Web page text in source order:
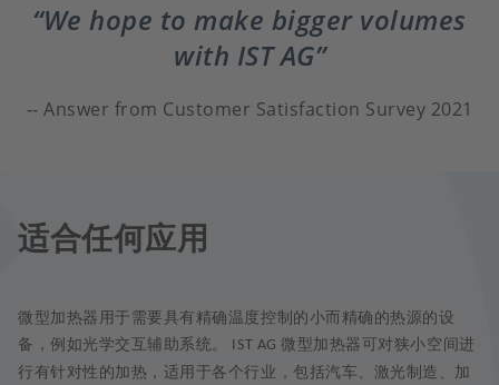
We hope to make bigger volumes
with IST AG
Answer from Customer Satisfaction Survey 2021
适合任何应用
微型加热器用于需要具有精确温度控制的小而精确的热源的设
备，例如光学交互辅助系统。
IST AG微型加热器可对狭小空间进
行有针对性的加热，适用于各个行业，包括汽车、激光制造、加